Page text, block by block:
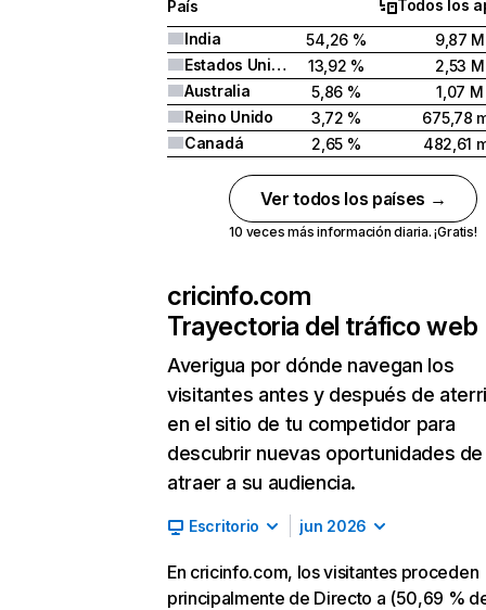
País
Todos los
India
54,26 %
9,87 M
Estados Unidos
13,92 %
2,53 M
Australia
5,86 %
1,07 M
Reino Unido
3,72 %
675,78
Canadá
2,65 % 482,61
Ver todos los países →
10 veces más información diaria. ¡Gratis!
cricinfo.com
Trayectoria del tráfico web
Averigua por dónde navegan los
visitantes antes y después de
en el sitio de tu competidor para
descubrir nuevas oportunidades de
atraer a su audiencia.
Escritorio jun 2026
En cricinfo.com, los visitantes proceden
principalmente de Directo a (50,69 %